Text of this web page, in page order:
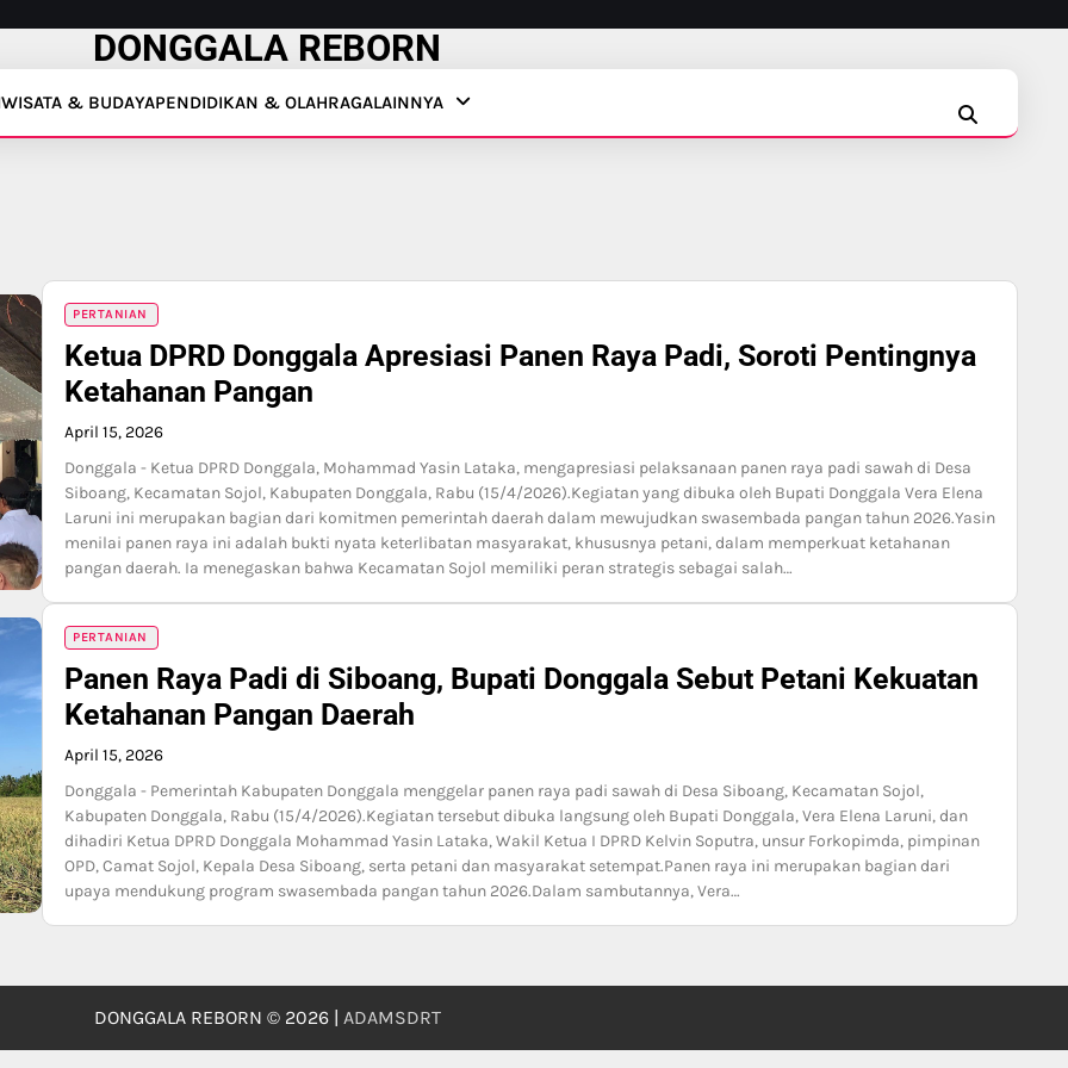
DONGGALA REBORN
& BUDAYAPENDIDIKAN & OLAHRAGALAINNYA
PERTANIAN
Ketua DPRD Donggala Apresiasi Panen Raya Padi, Soroti Pentingnya
Ketahanan Pangan
April 15, 2026
Donggala - Ketua DPRD Donggala, Mohammad Yasin Lataka, mengapresiasi pelaksanaan panen raya padi sawah di Desa
Siboang, Kecamatan Sojol, Kabupaten Donggala, Rabu (15/4/2026).Kegiatan yang dibuka oleh Bupati Donggala Vera Elena
Laruni ini merupakan bagian dari komitmen pemerintah daerah dalam mewujudkan swasembada pangan tahun 2026.Yasin
menilai panen raya ini adalah bukti nyata keterlibatan masyarakat, khususnya petani, dalam memperkuat ketahanan
pangan daerah. Ia menegaskan bahwa Kecamatan Sojol memiliki peran strategis sebagai salah…
PERTANIAN
Panen Raya Padi di Siboang, Bupati Donggala Sebut Petani Kekuatan
Ketahanan Pangan Daerah
April 15, 2026
Donggala - Pemerintah Kabupaten Donggala menggelar panen raya padi sawah di Desa Siboang, Kecamatan Sojol,
Kabupaten Donggala, Rabu (15/4/2026).Kegiatan tersebut dibuka langsung oleh Bupati Donggala, Vera Elena Laruni, dan
dihadiri Ketua DPRD Donggala Mohammad Yasin Lataka, Wakil Ketua I DPRD Kelvin Soputra, unsur Forkopimda, pimpinan
OPD, Camat Sojol, Kepala Desa Siboang, serta petani dan masyarakat setempat.Panen raya ini merupakan bagian dari
upaya mendukung program swasembada pangan tahun 2026.Dalam sambutannya, Vera…
DONGGALA REBORN © 2026 | ADAMSDRT